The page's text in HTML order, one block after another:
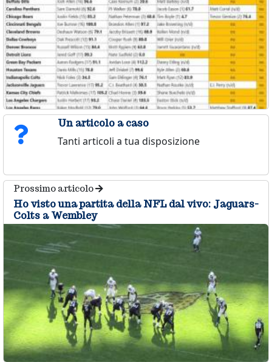
Un articolo a caso
Tanti articoli a tua disposizione
Prossimo articolo
Ho visto una partita della NFL dal vivo: Jaguars-
Colts a Wembley